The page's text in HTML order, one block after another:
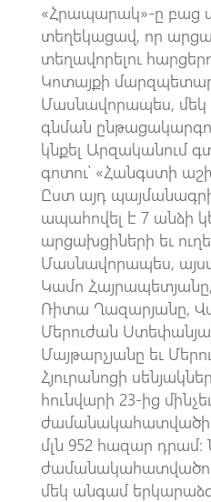
«Հրապարակ»-ը բաց
տեղեկացավ, որ
տեղավորելու
Կոտայքի
Մասնավորապես,
գնման
կնքել Արզականում
գոտու՝ «Հանգստի
Ըստ այդ
ապահովել է 7 անձի
արցախցիների եւ
Մասնավորապես,
Կամո
Ռիտա Ղազարյանը,
Մերուժան
Մայթարչյանը եւ
Հյուրանոցի
հունվարի 23-ից
ժամանակահատվածի
մլն 952 հազար
մեկ անգամ